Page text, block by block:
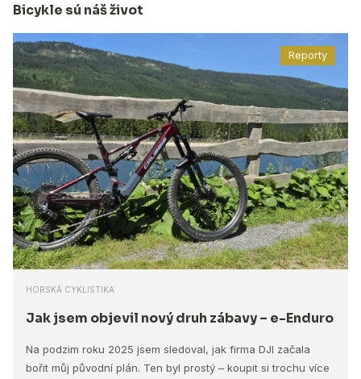
Bicykle sú náš život
Reporty
HORSKÁ CYKLISTIKA
Jak jsem objevil nový druh zábavy – e-Enduro
Na podzim roku 2025 jsem sledoval, jak firma DJI začala
bořit můj původní plán. Ten byl prostý – koupit si trochu více